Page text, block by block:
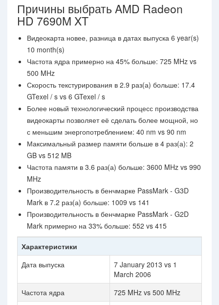
Причины выбрать AMD Radeon
HD 7690M XT
Видеокарта новее, разница в датах выпуска 6 year(s)
10 month(s)
Частота ядра примерно на 45% больше: 725 MHz vs
500 MHz
Скорость текстурирования в 2.9 раз(а) больше: 17.4
GTexel / s vs 6 GTexel / s
Более новый технологический процесс производства
видеокарты позволяет её сделать более мощной, но
с меньшим энергопотреблением: 40 nm vs 90 nm
Максимальный размер памяти больше в 4 раз(а): 2
GB vs 512 MB
Частота памяти в 3.6 раз(а) больше: 3600 MHz vs 990
MHz
Производительность в бенчмарке PassMark - G3D
Mark в 7.2 раз(а) больше: 1009 vs 141
Производительность в бенчмарке PassMark - G2D
Mark примерно на 33% больше: 552 vs 415
Характеристики
Дата выпуска
7 January 2013 vs 1
March 2006
Частота ядра
725 MHz vs 500 MHz